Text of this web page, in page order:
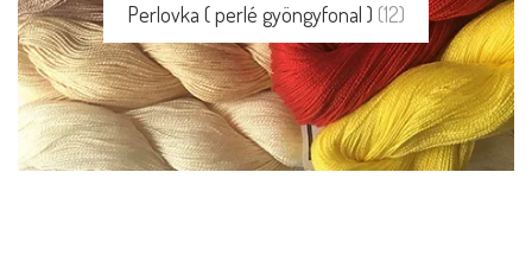
Perlovka ( perlé gyöngyfonal ) (12)